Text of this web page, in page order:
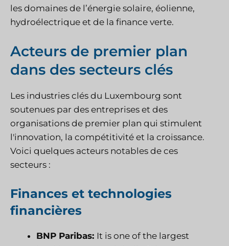
les domaines de l’énergie solaire, éolienne,
hydroélectrique et de la finance verte.
Acteurs de premier plan
dans des secteurs clés
Les industries clés du Luxembourg sont
soutenues par des entreprises et des
organisations de premier plan qui stimulent
l'innovation, la compétitivité et la croissance.
Voici quelques acteurs notables de ces
secteurs :
Finances et technologies
financières
BNP Paribas: It is one of the largest